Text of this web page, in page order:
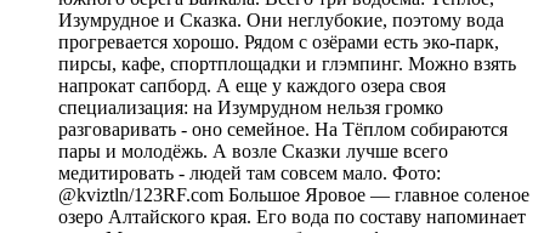
Изумрудное и Сказка. Они неглубокие, поэтому вода
прогревается хорошо. Рядом с озёрами есть эко-парк,
пирсы, кафе, спортплощадки и глэмпинг. Можно взять
напрокат сапборд. А еще у каждого озера своя
специализация: на Изумрудном нельзя громко
разговаривать - оно семейное. На Тёплом собираются
пары и молодёжь. А возле Сказки лучше всего
медитировать - людей там совсем мало. Фото:
@kviztln/123RF.com Большое Яровое — главное соленое
озеро Алтайского края. Его вода по составу напоминает